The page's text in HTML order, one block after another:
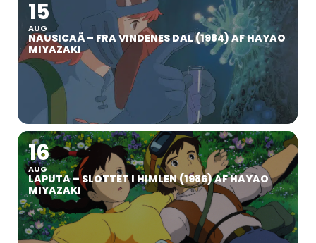
15
AUG
NAUSICAÄ – FRA VINDENES DAL (1984) AF HAYAO
MIYAZAKI
16
AUG
LAPUTA – SLOTTET I HIMLEN (1986) AF HAYAO
MIYAZAKI